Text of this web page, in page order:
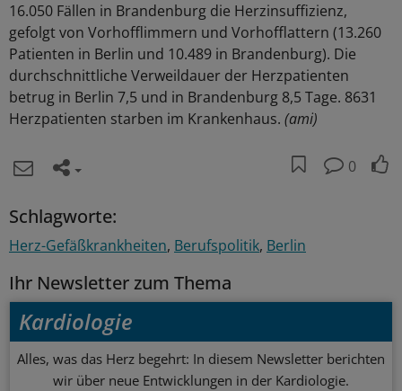
16.050 Fällen in Brandenburg die Herzinsuffizienz,
gefolgt von Vorhofflimmern und Vorhofflattern (13.260
Patienten in Berlin und 10.489 in Brandenburg). Die
durchschnittliche Verweildauer der Herzpatienten
betrug in Berlin 7,5 und in Brandenburg 8,5 Tage. 8631
Herzpatienten starben im Krankenhaus. (ami)
0
Schlagworte:
Herz-Gefäßkrankheiten Berufspolitik Berlin
Ihr Newsletter zum Thema
Kardiologie
Alles, was das Herz begehrt: In diesem Newsletter berichten
wir über neue Entwicklungen in der Kardiologie.